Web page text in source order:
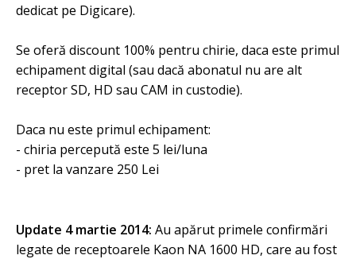
dedicat pe Digicare).
Se oferă discount 100% pentru chirie, daca este primul
echipament digital (sau dacă abonatul nu are alt
receptor SD, HD sau CAM in custodie).
Daca nu este primul echipament:
- chiria percepută este 5 lei/luna
- pret la vanzare 250 Lei
Update 4 martie 2014: Au apărut primele confirmări
legate de receptoarele Kaon NA 1600 HD, care au fost